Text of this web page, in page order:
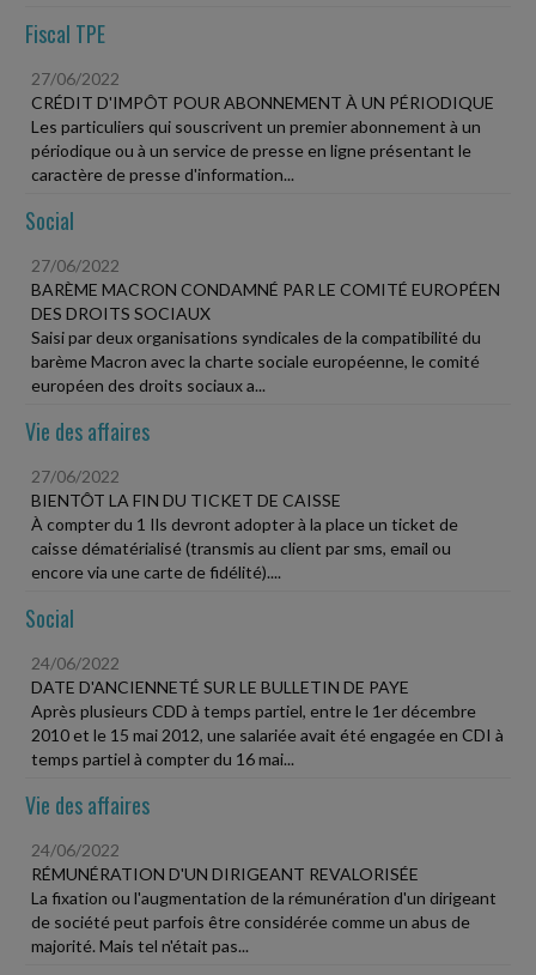
Fiscal TPE
27/06/2022
CRÉDIT D'IMPÔT POUR ABONNEMENT À UN PÉRIODIQUE
Les particuliers qui souscrivent un premier abonnement à un
périodique ou à un service de presse en ligne présentant le
caractère de presse d'information...
Social
27/06/2022
BARÈME MACRON CONDAMNÉ PAR LE COMITÉ EUROPÉEN
DES DROITS SOCIAUX
Saisi par deux organisations syndicales de la compatibilité du
barème Macron avec la charte sociale européenne, le comité
européen des droits sociaux a...
Vie des affaires
27/06/2022
BIENTÔT LA FIN DU TICKET DE CAISSE
À compter du 1 Ils devront adopter à la place un ticket de
caisse dématérialisé (transmis au client par sms, email ou
encore via une carte de fidélité)....
Social
24/06/2022
DATE D'ANCIENNETÉ SUR LE BULLETIN DE PAYE
Après plusieurs CDD à temps partiel, entre le 1er décembre
2010 et le 15 mai 2012, une salariée avait été engagée en CDI à
temps partiel à compter du 16 mai...
Vie des affaires
24/06/2022
RÉMUNÉRATION D'UN DIRIGEANT REVALORISÉE
La fixation ou l'augmentation de la rémunération d'un dirigeant
de société peut parfois être considérée comme un abus de
majorité. Mais tel n'était pas...